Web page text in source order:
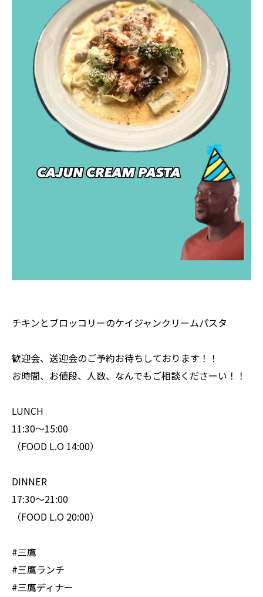
チキンとブロッコリーのケイジャンクリームパスタ
歓迎会、送迎会のご予約お待ちしております！！
お時間、お値段、人数、なんでもご相談くださーい！！
LUNCH
11:30〜15:00
（FOOD L.O 14:00）
DINNER
17:30〜21:00
（FOOD L.O 20:00）
#三鷹
#三鷹ランチ
#三鷹ディナー